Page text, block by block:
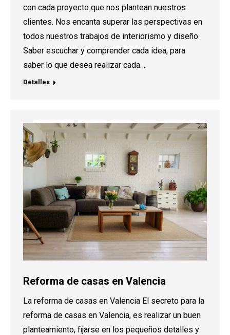
con cada proyecto que nos plantean nuestros
clientes. Nos encanta superar las perspectivas en
todos nuestros trabajos de interiorismo y diseño.
Saber escuchar y comprender cada idea, para
saber lo que desea realizar cada…
Detalles
Reforma de casas en Valencia
La reforma de casas en Valencia El secreto para la
reforma de casas en Valencia, es realizar un buen
planteamiento, fijarse en los pequeños detalles y